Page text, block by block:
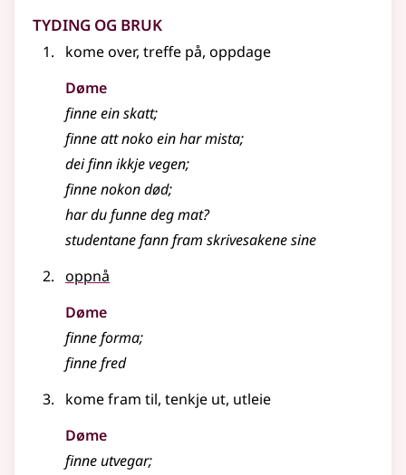
Tyding og bruk
kome over, treffe på, oppdage
Døme
finne ein skatt;
finne att noko ein har mista;
dei finn ikkje vegen;
finne nokon død;
har du funne deg mat?
studentane fann fram skrivesakene sine
oppnå
Døme
finne forma;
finne fred
kome fram til, tenkje ut, utleie
Døme
finne utvegar;